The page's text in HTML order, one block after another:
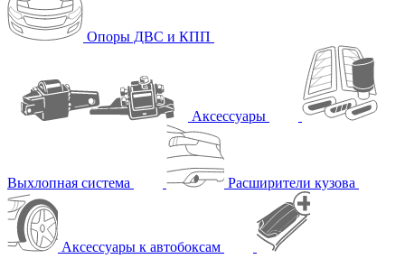
Опоры ДВС и КПП
Аксессуары
Выхлопная система Расширители кузова
Аксессуары к автобоксам